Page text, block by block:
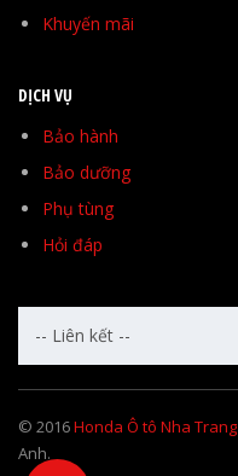
Khuyến mãi
DỊCH VỤ
Bảo hành
Bảo dưỡng
Phụ tùng
Hỏi đáp
-- Liên kết --
© 2016Honda Ô tô Nha Trang
Anh.